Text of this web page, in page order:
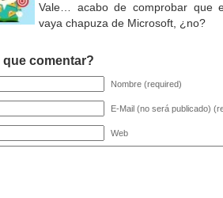
Vale… acabo de comprobar que
vaya chapuza de Microsoft, ¿no?
que comentar?
Nombre (required)
E-Mail (no será publicado)
Web